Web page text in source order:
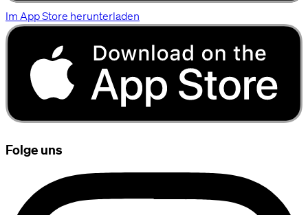
Im App Store herunterladen
Folge uns